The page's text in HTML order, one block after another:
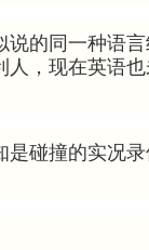
的同一种语
，现在英语
是碰撞的实况